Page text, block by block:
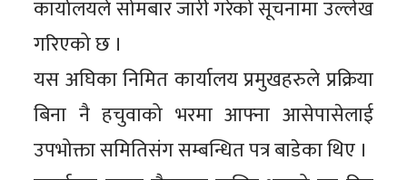
कार्यालयले सोमबार जारी गरेको सूचनामा उल्लेख
गरिएको छ ।
यस अघिका निमित कार्यालय प्रमुखहरुले प्रक्रिया
बिना नै हचुवाको भरमा आफ्ना आसेपासेलाई
उपभोक्ता समितिसंग सम्बन्धित पत्र बाडेका थिए ।